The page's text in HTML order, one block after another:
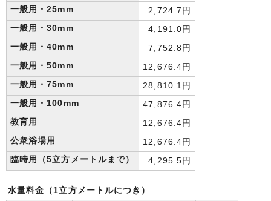
一般用・25mm
2,724.7円
一般用・30mm
4,191.0円
一般用・40mm
7,752.8円
一般用・50mm
12,676.4円
一般用・75mm
28,810.1円
一般用・100mm
47,876.4円
教育用
12,676.4円
公衆浴場用
12,676.4円
臨時用（5立方メートルまで）
4,295.5円
水量料金（1立方メートルにつき）